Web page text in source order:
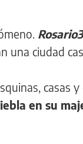
una ciudad
casas y
en su